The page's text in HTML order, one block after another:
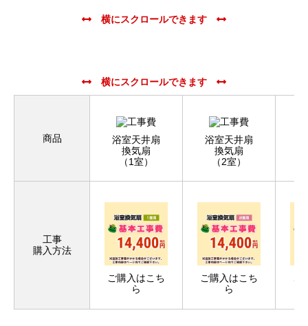
商品
浴室天井扇
換気扇
（1室）
浴室天井扇
換気扇
（2室）
工事
購入方法
ご購入はこち
ら
ご購入はこち
ら